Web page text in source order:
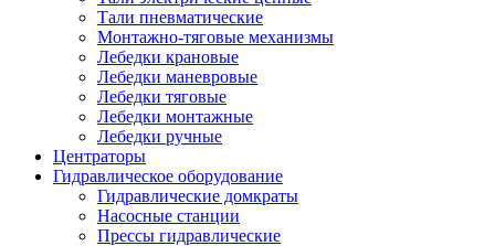
Тали пневматические
Монтажно-тяговые механизмы
Лебедки крановые
Лебедки маневровые
Лебедки тяговые
Лебедки монтажные
Лебедки ручные
Центраторы
Гидравлическое оборудование
Гидравлические домкраты
Насосные станции
Прессы гидравлические